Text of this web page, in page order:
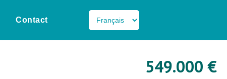
Contact
549.000 €